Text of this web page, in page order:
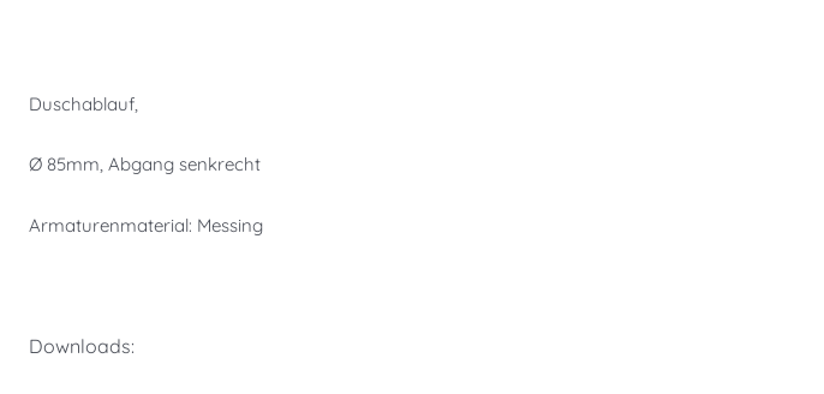
Duschablauf,
Ø 85mm, Abgang senkrecht
Armaturenmaterial: Messing
Downloads: